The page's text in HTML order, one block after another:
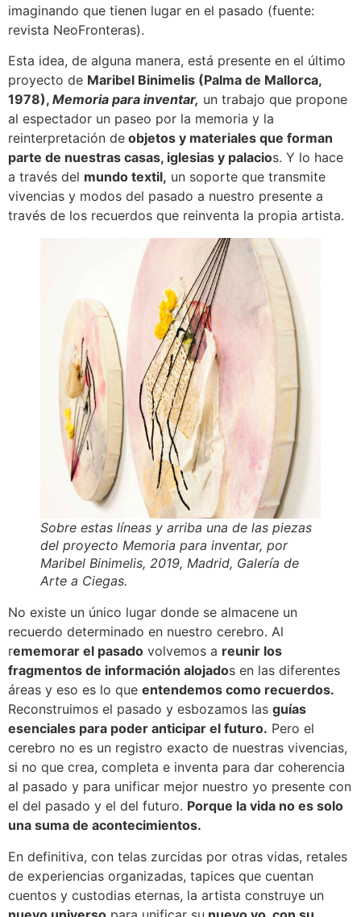
imaginando que tienen lugar en el pasado (fuente:
revista NeoFronteras).
Esta idea, de alguna manera, está presente en el último
proyecto de Maribel Binimelis (Palma de Mallorca,
1978), Memoria para inventar, un trabajo que propone
al espectador un paseo por la memoria y la
reinterpretación de objetos y materiales que forman
parte de nuestras casas, iglesias y palacios. Y lo hace
a través del mundo textil, un soporte que transmite
vivencias y modos del pasado a nuestro presente a
través de los recuerdos que reinventa la propia artista.
Sobre estas líneas y arriba una de las piezas
del proyecto Memoria para inventar, por
Maribel Binimelis, 2019, Madrid, Galería de
Arte a Ciegas.
No existe un único lugar donde se almacene un
recuerdo determinado en nuestro cerebro. Al
rememorar el pasado volvemos a reunir los
fragmentos de información alojados en las diferentes
áreas y eso es lo que entendemos como recuerdos.
Reconstruimos el pasado y esbozamos las guías
esenciales para poder anticipar el futuro. Pero el
cerebro no es un registro exacto de nuestras vivencias,
si no que crea, completa e inventa para dar coherencia
al pasado y para unificar mejor nuestro yo presente con
el del pasado y el del futuro. Porque la vida no es solo
una suma de acontecimientos.
En definitiva, con telas zurcidas por otras vidas, retales
de experiencias organizadas, tapices que cuentan
cuentos y custodias eternas, la artista construye un